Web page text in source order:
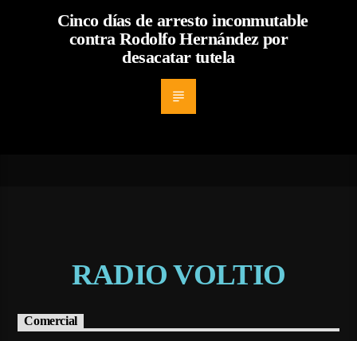
Cinco días de arresto inconmutable
contra Rodolfo Hernández por
desacatar tutela
RADIO VOLTIO
Comercial